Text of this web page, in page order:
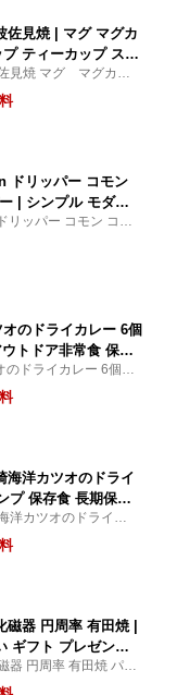
佐見焼 | マグ マグカ
ティーカップ スタ
陶器 結婚祝い 引っ
ゼント お誕生日
見焼 マグ マグカッ
ーカップ ティーカッ
結婚祝い 引っ越し祝
ドリッパー コモン
| シンプル モダン 4
ーヒー レンジ対応
グレー ネイビー
リッパー コモン コー
ル モダン 4色 食器
ンジ対応 食洗機対応
のドライカレー 6個
トドア非常食 保存
存食品 ごはん ご飯
保存 食 非常用食
のドライカレー 6個り
常食 保存食 長期保
食品 防災 長期 保存 災
海洋カツオのドライ
プ 保存食 長期保存
はん 防災 長期 非
食 お試し カレー
洋カツオのドライカレ
トドア非常食 保存食
品 ごはん ご飯 缶詰ご
器 円周率 有田焼 |
ギフト プレゼント
皿 食洗機 電子レン
しゃれな皿 モダン
器 円周率 有田焼 パイ
プレゼント 日本製 割